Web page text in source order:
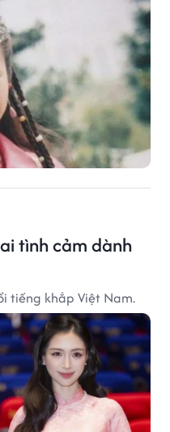
tình cảm dành
tiếng khắp Việt Nam.